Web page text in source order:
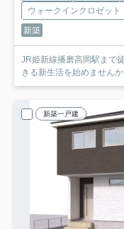
ウォークインクロゼット
新築
JR姫新線播磨高岡駅まで
きる新生活を始めません
新築一戸建